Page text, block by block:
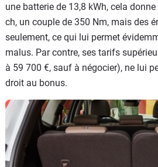
une batterie de 13,8 kWh, cela
ch, un couple de 350 Nm, mais des
seulement, ce qui lui permet
malus. Par contre, ses tarifs
à 59 700 €, sauf à négocier), ne lui
droit au bonus.